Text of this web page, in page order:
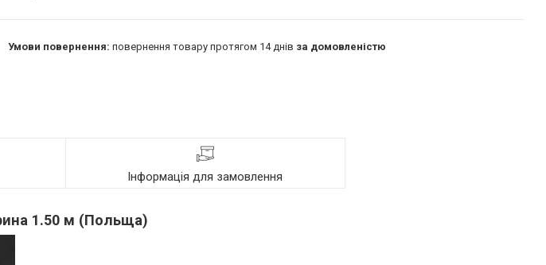
повернення товару протягом 14 днів за домовленістю
Інформація для замовлення
1.50 м (Польща)